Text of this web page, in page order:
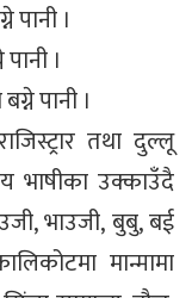
पानी ।
।
पानी ।
तथा दुल्लू
भाषीका उक्काउँदै
भाउजी, बुबु, बई
मान्मामा